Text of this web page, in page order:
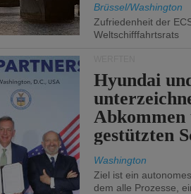
Brüssel/Washington
Zufriedenheit der
Weltschifffahrtsrats
Hyundai
gestützten
Washington
Ziel ist ein
dem alle Prozesse,